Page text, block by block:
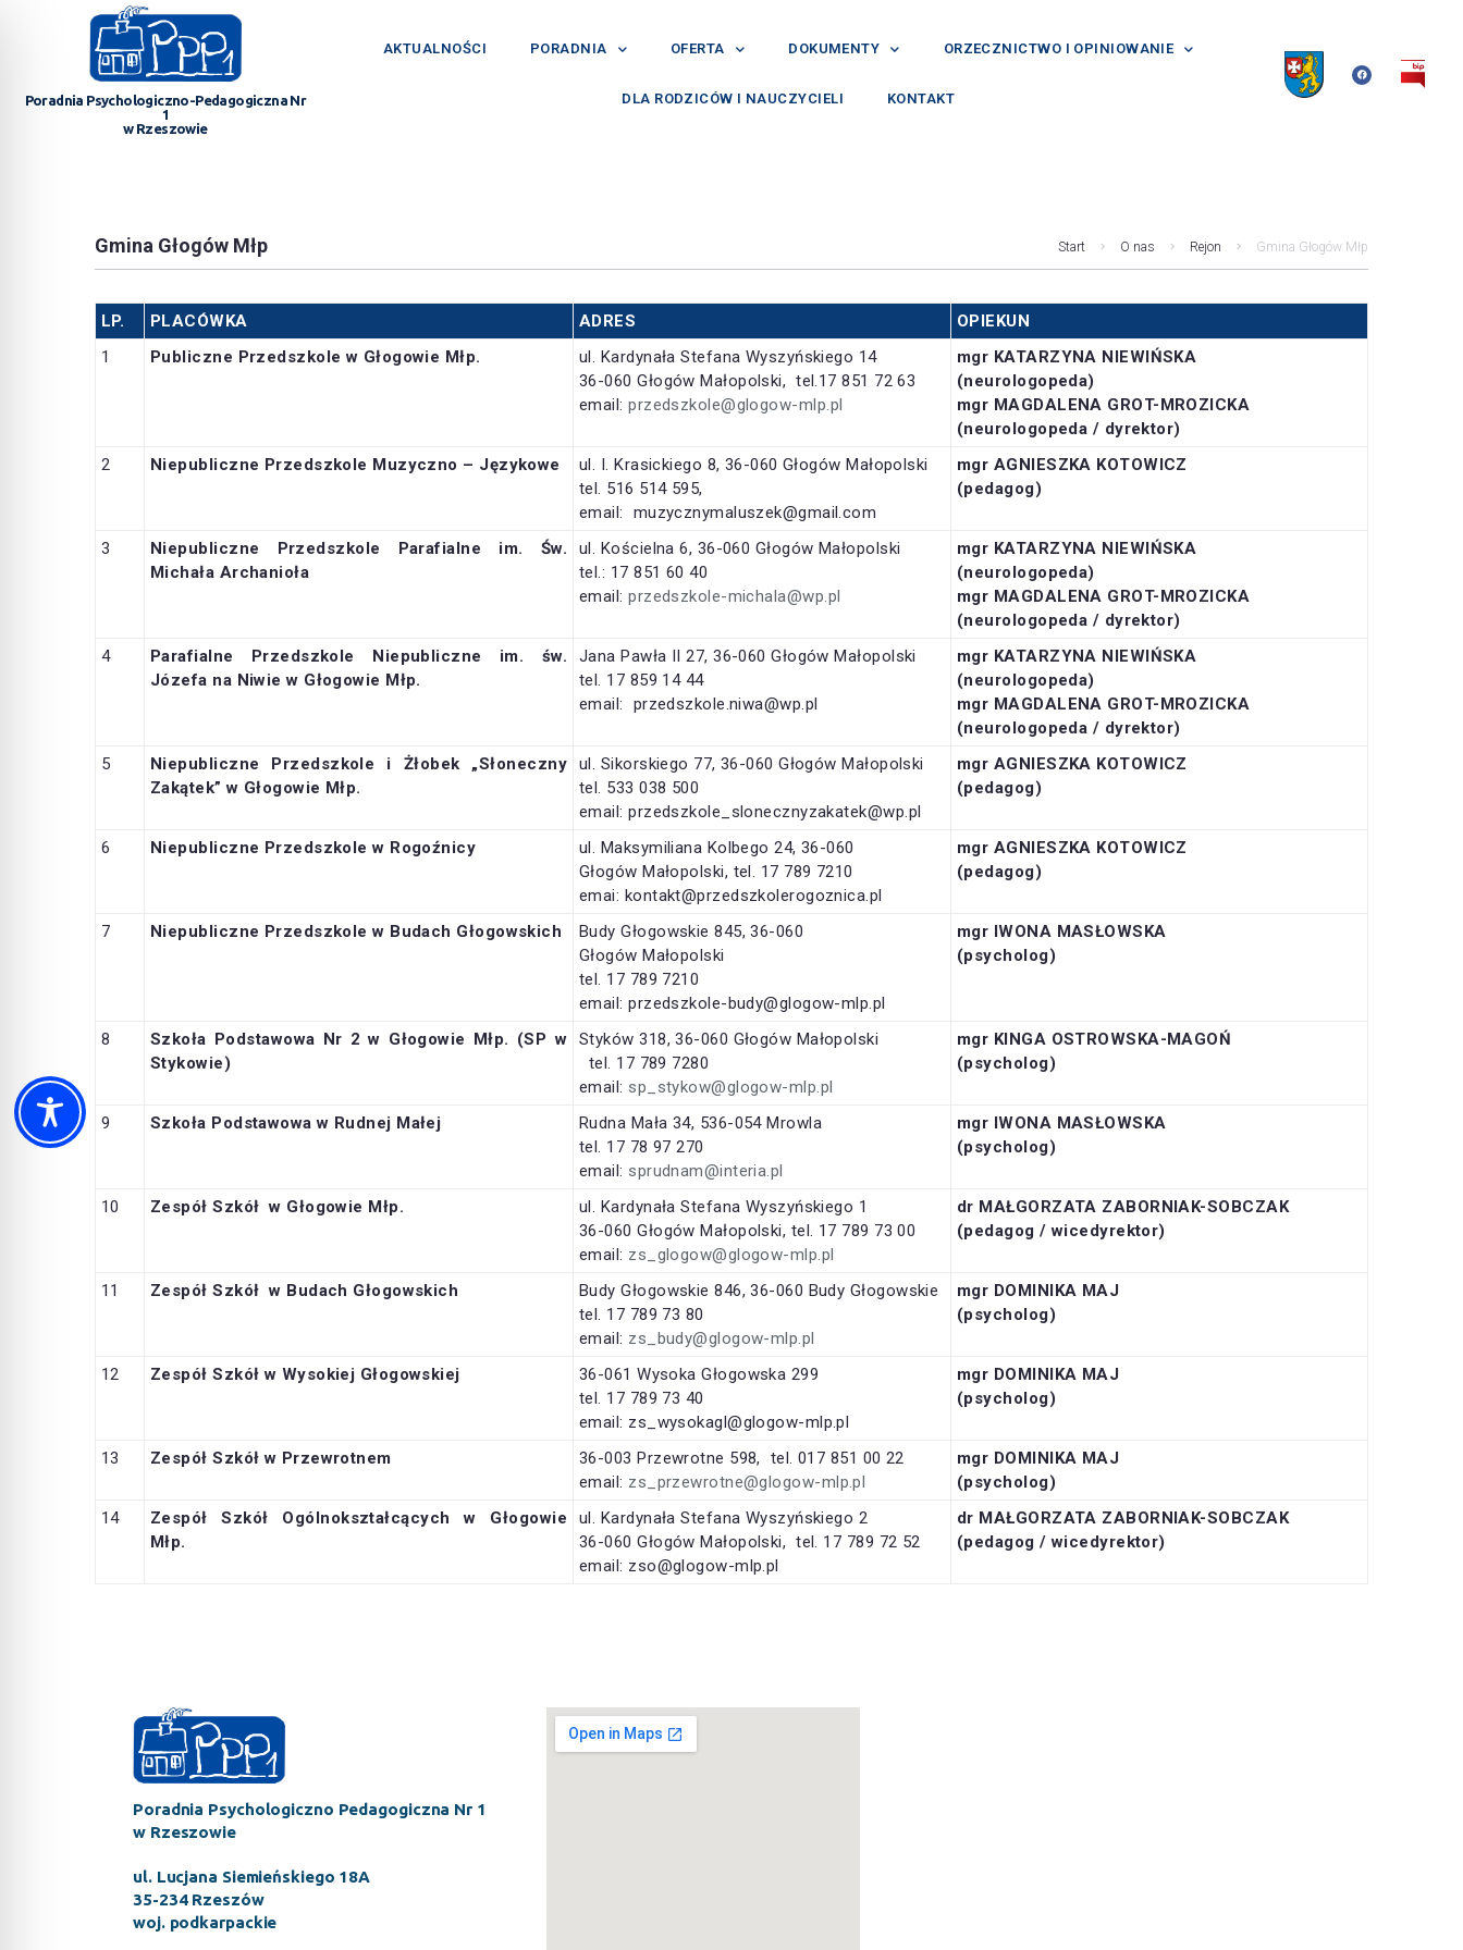
Poradnia Psychologiczno-Pedagogiczna Nr
1
w Rzeszowie
AKTUALNOŚCI PORADNIA OFERTA DOKUMENTY ORZECZNICTWO I OPINIOWANIE
DLA RODZICÓW I NAUCZYCIELI KONTAKT
Gmina Głogów Młp Start O nas Rejon Gmina Głogów Młp
LP. PLACÓWKA ADRES
OPIEKUN
1
Publiczne Przedszkole w Głogowie Młp.
ul. Kardynała Stefana Wyszyńskiego 14
36-060 Głogów Małopolski, tel.17 851 72 63
email:przedszkole@glogow-mlp.pl
mgr KATARZYNA NIEWIŃSKA
(neurologopeda)
mgr MAGDALENA GROT-MROZICKA
(neurologopeda / dyrektor)
2
Niepubliczne Przedszkole Muzyczno – Językowe
ul. I. Krasickiego 8, 36-060 Głogów Małopolski
tel. 516 514 595,
email: muzycznymaluszek@gmail.com
mgr AGNIESZKA KOTOWICZ
(pedagog)
3 Niepubliczne Przedszkole Parafialne im. Św.
Michała Archanioła
ul. Kościelna 6, 36-060 Głogów Małopolski
tel.: 17 851 60 40
email:przedszkole-michala@wp.pl
mgr KATARZYNA NIEWIŃSKA
(neurologopeda)
mgr MAGDALENA GROT-MROZICKA
(neurologopeda / dyrektor)
4
Parafialne Przedszkole
Niepubliczne im. św.
Józefa na Niwie w Głogowie Młp.
Jana Pawła II 27, 36-060 Głogów Małopolski
tel. 17 859 14 44
email: przedszkole.niwa@wp.pl
mgr KATARZYNA NIEWIŃSKA
(neurologopeda)
mgr MAGDALENA GROT-MROZICKA
(neurologopeda / dyrektor)
5
Niepubliczne Przedszkole i Żłobek „Słoneczny
Zakątek” w Głogowie Młp.
ul. Sikorskiego 77, 36-060 Głogów Małopolski
tel. 533 038 500
email: przedszkole_slonecznyzakatek@wp.pl
mgr AGNIESZKA KOTOWICZ
(pedagog)
6 Niepubliczne Przedszkole w Rogoźnicy
ul. Maksymiliana Kolbego 24, 36-060
Głogów Małopolski, tel. 17 789 7210
emai: kontakt@przedszkolerogoznica.pl
mgr AGNIESZKA KOTOWICZ
(pedagog)
7 Niepubliczne Przedszkole w Budach Głogowskich
Budy Głogowskie 845, 36-060
Głogów Małopolski
tel. 17 789 7210
email: przedszkole-budy@glogow-mlp.pl
mgr IWONA MASŁOWSKA
(psycholog)
8
Szkoła Podstawowa Nr 2 w Głogowie Młp. (SP w
Stykowie)
Styków 318, 36-060 Głogów Małopolski
tel. 17 789 7280
email: sp_stykow@glogow-mlp.pl
mgr KINGA OSTROWSKA-MAGOŃ
(psycholog)
9 Szkoła Podstawowa w Rudnej Małej
Rudna Mała 34, 536-054 Mrowla
tel. 17 78 97 270
email: sprudnam@interia.pl
mgr IWONA MASŁOWSKA
(psycholog)
10 Zespół Szkół w Głogowie Młp.
ul. Kardynała Stefana Wyszyńskiego 1
36-060 Głogów Małopolski, tel. 17 789 73 00
email: zs_glogow@glogow-mlp.pl
dr MAŁGORZATA ZABORNIAK-SOBCZAK
(pedagog / wicedyrektor)
11 Zespół Szkół w Budach Głogowskich
Budy Głogowskie 846, 36-060 Budy Głogowskie
tel. 17 789 73 80
email: zs_budy@glogow-mlp.pl
mgr DOMINIKA MAJ
(psycholog)
12 Zespół Szkół w Wysokiej Głogowskiej
36-061 Wysoka Głogowska 299
tel. 17 789 73 40
email: zs_wysokagl@glogow-mlp.pl
mgr DOMINIKA MAJ
(psycholog)
13 Zespół Szkół w Przewrotnem
36-003 Przewrotne 598, tel. 017 851 00 22
email: zs_przewrotne@glogow-mlp.pl
mgr DOMINIKA MAJ
(psycholog)
14
Zespół Szkół Ogólnokształcących w Głogowie
Młp.
ul. Kardynała Stefana Wyszyńskiego 2
36-060 Głogów Małopolski, tel. 17 789 72 52
email: zso@glogow-mlp.pl
dr MAŁGORZATA ZABORNIAK-SOBCZAK
(pedagog / wicedyrektor)
Poradnia Psychologiczno Pedagogiczna Nr 1
w Rzeszowie
ul. Lucjana Siemieńskiego 18A
35-234 Rzeszów
woj. podkarpackie